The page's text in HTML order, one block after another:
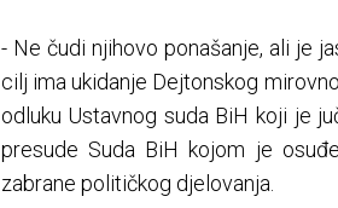
- Ne čudi njihovo ponašanje, ali je
cilj ima ukidanje Dejtonskog
odluku Ustavnog suda BiH koji je
presude Suda BiH kojom je
zabrane političkog djelovanja.